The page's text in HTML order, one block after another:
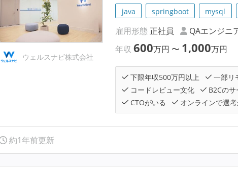
ウェルスナビ株式会社
java springboot mysql
雇用形態 正社員 QAエンジニ
年収600万円 〜 1,000万円
下限年収500万円以上 一部リ
コードレビュー文化
B2Cのサ
CTOがいる
オンラインで選
約1年前更新